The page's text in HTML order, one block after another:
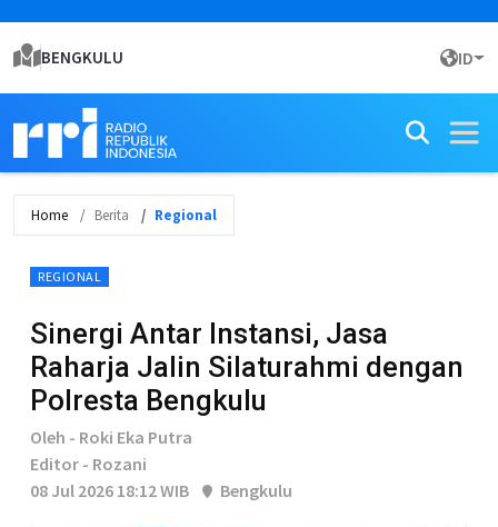
BENGKULU ID
Home Berita Regional
REGIONAL
Sinergi Antar Instansi, Jasa
Raharja Jalin Silaturahmi dengan
Polresta Bengkulu
Oleh - Roki Eka Putra
Editor - Rozani
08 Jul 2026 18:12 WIB
Bengkulu